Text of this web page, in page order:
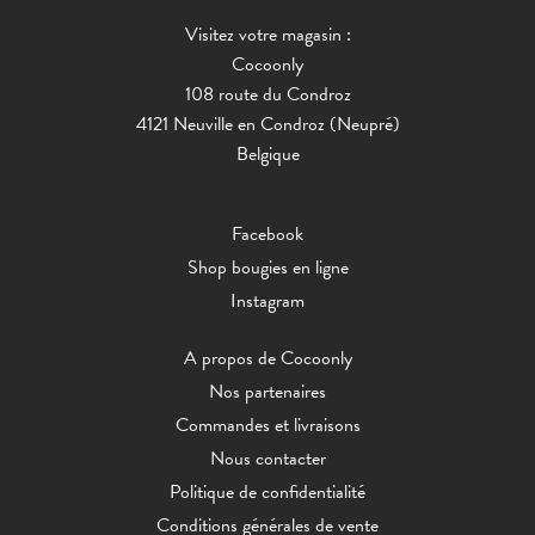
Visitez votre magasin :
Cocoonly
108 route du Condroz
4121 Neuville en Condroz (Neupré)
Belgique
Facebook
Shop bougies en ligne
Instagram
A propos de Cocoonly
Nos partenaires
Commandes et livraisons
Nous contacter
Politique de confidentialité
Conditions générales de vente